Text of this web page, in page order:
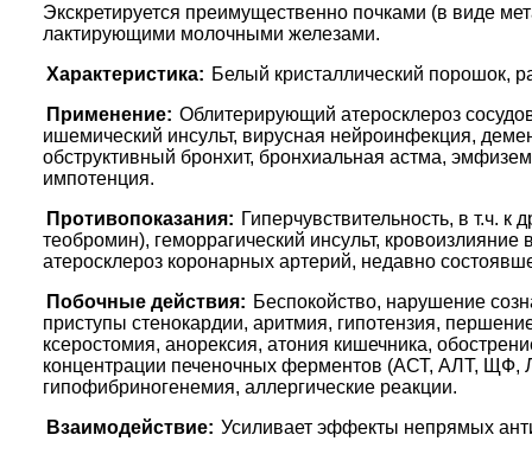
Экскретируется преимущественно почками (в виде
лактирующими молочными железами.
Характеристика: Белый кристаллический порошок,
Применение: Облитерирующий атеросклероз
ишемический инсульт, вирусная нейроинфекция,
обструктивный бронхит, бронхиальная астма,
импотенция.
Противопоказания: Гиперчувствительность, в т.ч.
теобромин), геморрагический инсульт,
атеросклероз коронарных артерий, недавно
Побочные действия: Беспокойство, нарушение
приступы стенокардии, аритмия, гипотензия,
ксеростомия, анорексия, атония кишечника,
концентрации печеночных ферментов (АСТ, АЛТ, ЩФ,
гипофибриногенемия, аллергические реакции.
Взаимодействие: Усиливает эффекты непрямых